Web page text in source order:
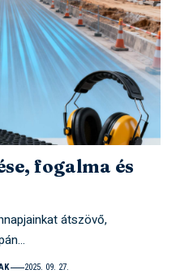
fogalma és
átszövő,
2025. 09. 27.